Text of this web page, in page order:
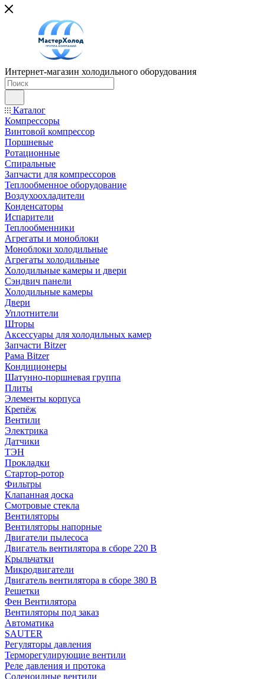
Интернет-магазин холодильного оборудования
Каталог
Компрессоры
Винтовой компрессор
Поршневые
Ротационные
Спиральные
Запчасти для компрессоров
Теплообменное оборудование
Воздухоохладители
Конденсаторы
Испарители
Теплообменники
Агрегаты и моноблоки
Моноблоки холодильные
Агрегаты холодильные
Холодильные камеры и двери
Сэндвич панели
Холодильные камеры
Двери
Уплотнители
Шторы
Аксессуары для холодильных камер
Запчасти Bitzer
Рама Bitzer
Кондиционеры
Шатунно-поршневая группа
Плиты
Элементы корпуса
Крепёж
Вентили
Электрика
Датчики
ТЭН
Прокладки
Стартор-ротор
Фильтры
Клапанная доска
Смотровые стекла
Вентиляторы
Вентиляторы напорные
Двигатели пылесоса
Двигатель вентилятора в сборе 220 В
Крыльчатки
Микродвигатели
Двигатель вентилятора в сборе 380 В
Решетки
Фен Вентилятора
Вентиляторы под заказ
Автоматика
SAUTER
Регуляторы давления
Терморегулирующие вентили
Реле давления и протока
Соленоидные вентили